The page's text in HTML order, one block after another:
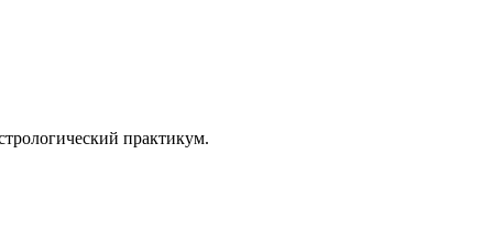
практикум.